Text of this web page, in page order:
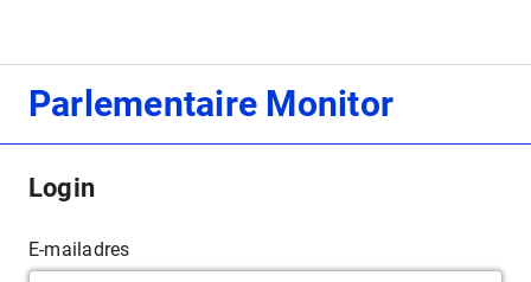
Parlementaire Monitor
Login
E-mailadres